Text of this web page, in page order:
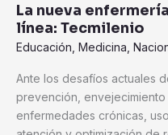
La nueva
línea: Tecmilenio
Educación Medicina
Ante los desafíos actuales
prevención,
enfermedades crónicas,